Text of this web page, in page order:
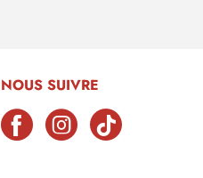
NOUS SUIVRE